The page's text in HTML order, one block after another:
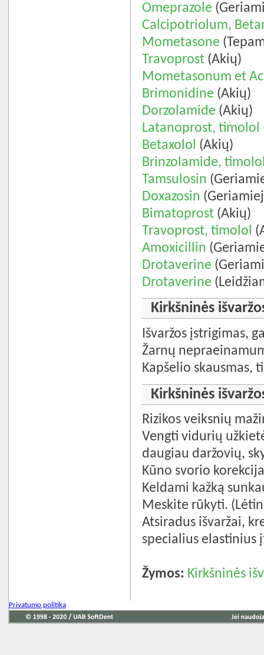
Omeprazole
Calcipotriolum,
Mometasone
Travoprost (Akių)
Mometasonum et
Brimonidine (Akių)
Dorzolamide (Akių)
Latanoprost, timolol
Betaxolol (Akių)
Brinzolamide,
Tamsulosin
Doxazosin
Bimatoprost (Akių)
Travoprost, timolol
Amoxicillin
Drotaverine
Drotaverine
Kirkšninės
Išvaržos įstrigimas,
Žarnų
Kapšelio skausmas,
Kirkšninės
Rizikos veiksnių
Vengti vidurių
daugiau daržovių,
Kūno svorio
Keldami kažką
Meskite rūkyti.
Atsiradus išvaržai,
specialius elastinius
Žymos: Kirkšninės
Privatumo politika